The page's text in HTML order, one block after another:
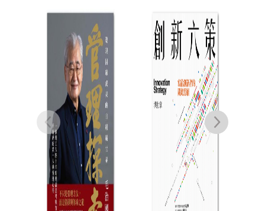
創業力：《聖經》中
化與轉的智慧
許恩得
NT$ 480
379